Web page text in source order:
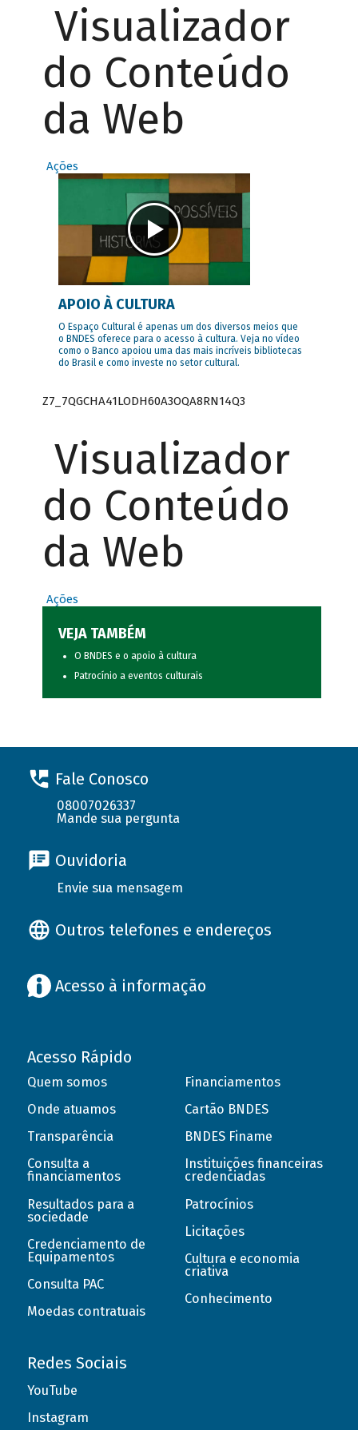
Visualizador
do Conteúdo
da Web
Ações
APOIO À CULTURA
O Espaço Cultural é apenas um dos diversos meios que
o BNDES oferece para o acesso à cultura. Veja no vídeo
como o Banco apoiou uma das mais incríveis bibliotecas
do Brasil e como investe no setor cultural.
Z7_7QGCHA41LODH60A3OQA8RN14Q3
Visualizador
do Conteúdo
da Web
Ações
VEJA TAMBÉM
O BNDES e o apoio à cultura
Patrocínio a eventos culturais
Fale Conosco
08007026337
Mande sua pergunta
Ouvidoria
Envie sua mensagem
Outros telefones e endereços
Acesso à informação
Acesso Rápido
Quem somos
Onde atuamos
Transparência
Consulta a
financiamentos
Resultados para a
sociedade
Credenciamento de
Equipamentos
Consulta PAC
Moedas contratuais
Financiamentos
Cartão BNDES
BNDES Finame
Instituições financeiras
credenciadas
Patrocínios
Licitações
Cultura e economia
criativa
Conhecimento
Redes Sociais
YouTube
Instagram